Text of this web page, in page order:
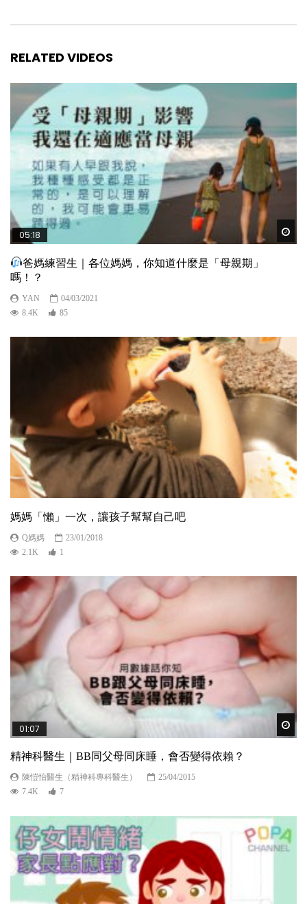
RELATED VIDEOS
05:18
爸媽練習生｜各位媽媽，你知道什麼是「母親期」
嗎！？
YAN
04/03/2021
8.4K
85
媽媽「懶」一次，讓孩子幫幫自己吧
Q媽媽
23/01/2018
2.1K
1
01:07
精神科醫生｜BB同父母同床睡，會否變得依賴？
陳愷怡醫生（精神科專科醫生）
25/04/2015
7.4K
7